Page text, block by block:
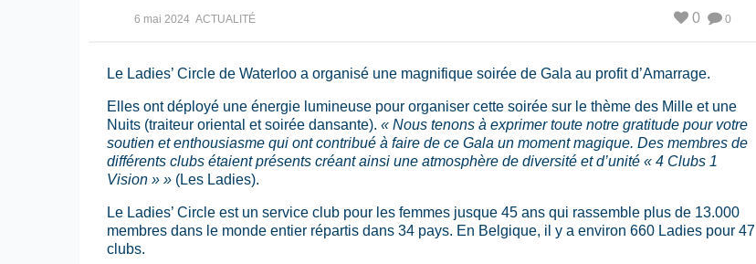
6 mai 2024 ACTUALITÉ 0
0
Le Ladies’ Circle de Waterloo a organisé une magnifique soirée de Gala au profit d’Amarrage.
Elles ont déployé une énergie lumineuse pour organiser cette soirée sur le thème des Mille et une
Nuits (traiteur oriental et soirée dansante). « Nous tenons à exprimer toute notre gratitude pour votre
soutien et enthousiasme qui ont contribué à faire de ce Gala un moment magique. Des membres de
différents clubs étaient présents créant ainsi une atmosphère de diversité et d’unité « 4 Clubs 1
Vision » » (Les Ladies).
Le Ladies’ Circle est un service club pour les femmes jusque 45 ans qui rassemble plus de 13.000
membres dans le monde entier répartis dans 34 pays. En Belgique, il y a environ 660 Ladies pour 47
clubs.